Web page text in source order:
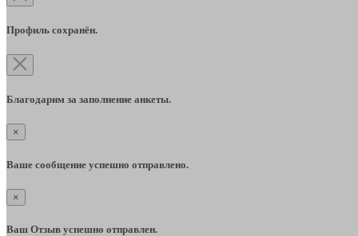
Профиль сохранён.
Благодарим за заполнение анкеты.
×
Ваше сообщение успешно отправлено.
×
Ваш Отзыв успешно отправлен.